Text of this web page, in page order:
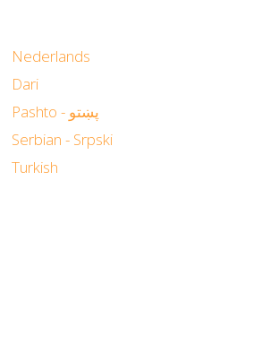
Nederlands
Dari
Pashto - پښتو
Serbian - Srpski
Turkish